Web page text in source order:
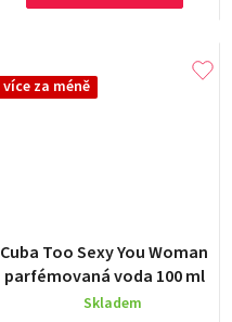
více za méně
Cuba Too Sexy You Woman
parfémovaná voda 100 ml
hodnocení
produktu
je
Skladem